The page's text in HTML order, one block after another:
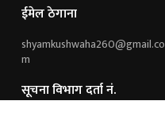
ईमेल ठेगाना
shyamkushwaha260@gmail.co
m
सूचना विभाग दर्ता नं.